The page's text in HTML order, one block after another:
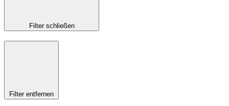
Filter schließen
Filter entfernen